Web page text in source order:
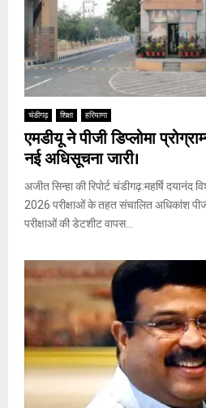
चंडीगढ़ शिक्षा हरियाणा
एमडीयू ने पीजी डिप्लोमा
नई अधिसूचना जारी।
अजीत सिन्हा की रिपोर्ट चंडीगढ़:महर्षि दयानंद
2026 परीक्षाओं के तहत संचालित अधिकांश पीजी
परीक्षाओं की डेटशीट वापस...